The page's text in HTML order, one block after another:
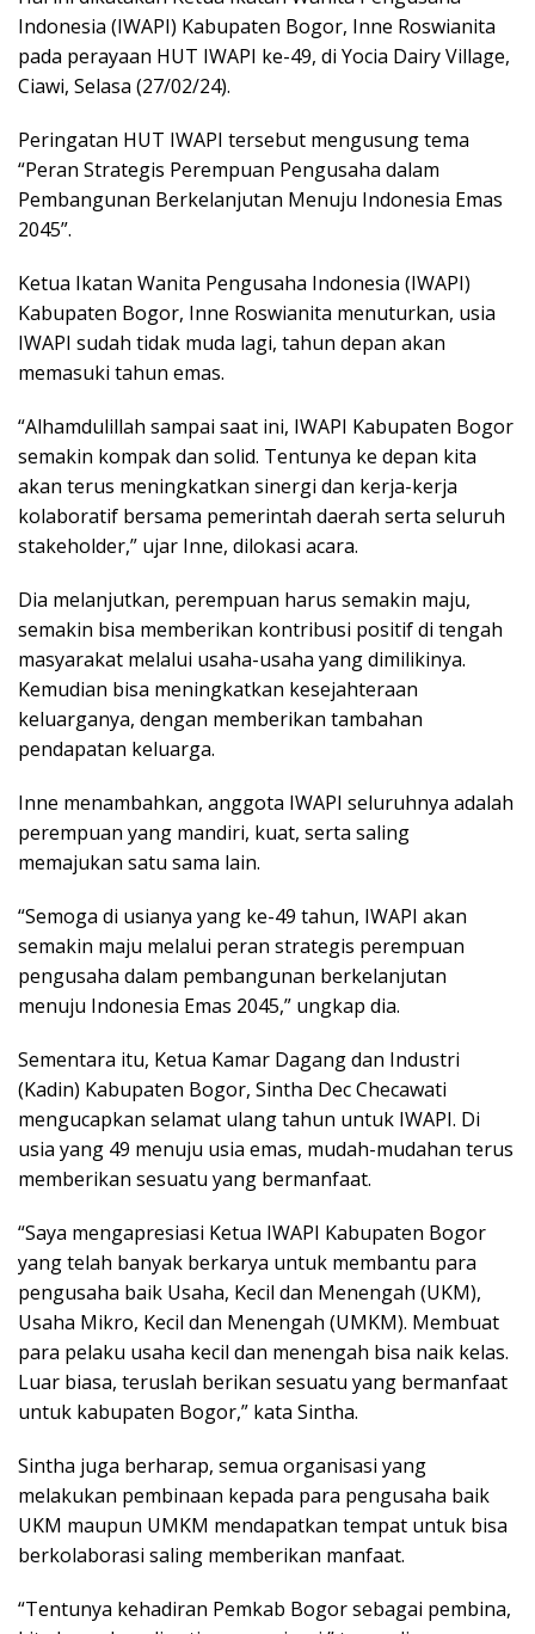
Indonesia (IWAPI) Kabupaten Bogor, Inne Roswianita
pada perayaan HUT IWAPI ke-49, di Yocia Dairy Village,
Ciawi, Selasa (27/02/24).
Peringatan HUT IWAPI tersebut mengusung tema
“Peran Strategis Perempuan Pengusaha dalam
Pembangunan Berkelanjutan Menuju Indonesia Emas
2045”.
Ketua Ikatan Wanita Pengusaha Indonesia (IWAPI)
Kabupaten Bogor, Inne Roswianita menuturkan, usia
IWAPI sudah tidak muda lagi, tahun depan akan
memasuki tahun emas.
“Alhamdulillah sampai saat ini, IWAPI Kabupaten Bogor
semakin kompak dan solid. Tentunya ke depan kita
akan terus meningkatkan sinergi dan kerja-kerja
kolaboratif bersama pemerintah daerah serta seluruh
stakeholder,” ujar Inne, dilokasi acara.
Dia melanjutkan, perempuan harus semakin maju,
semakin bisa memberikan kontribusi positif di tengah
masyarakat melalui usaha-usaha yang dimilikinya.
Kemudian bisa meningkatkan kesejahteraan
keluarganya, dengan memberikan tambahan
pendapatan keluarga.
Inne menambahkan, anggota IWAPI seluruhnya adalah
perempuan yang mandiri, kuat, serta saling
memajukan satu sama lain.
“Semoga di usianya yang ke-49 tahun, IWAPI akan
semakin maju melalui peran strategis perempuan
pengusaha dalam pembangunan berkelanjutan
menuju Indonesia Emas 2045,” ungkap dia.
Sementara itu, Ketua Kamar Dagang dan Industri
(Kadin) Kabupaten Bogor, Sintha Dec Checawati
mengucapkan selamat ulang tahun untuk IWAPI. Di
usia yang 49 menuju usia emas, mudah-mudahan terus
memberikan sesuatu yang bermanfaat.
“Saya mengapresiasi Ketua IWAPI Kabupaten Bogor
yang telah banyak berkarya untuk membantu para
pengusaha baik Usaha, Kecil dan Menengah (UKM),
Usaha Mikro, Kecil dan Menengah (UMKM). Membuat
para pelaku usaha kecil dan menengah bisa naik kelas.
Luar biasa, teruslah berikan sesuatu yang bermanfaat
untuk kabupaten Bogor,” kata Sintha.
Sintha juga berharap, semua organisasi yang
melakukan pembinaan kepada para pengusaha baik
UKM maupun UMKM mendapatkan tempat untuk bisa
berkolaborasi saling memberikan manfaat.
“Tentunya kehadiran Pemkab Bogor sebagai pembina,